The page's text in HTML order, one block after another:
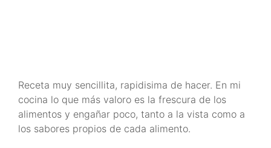
Receta muy sencillita, rapidisima de hacer. En mi
cocina lo que más valoro es la frescura de los
alimentos y engañar poco, tanto a la vista como a
los sabores propios de cada alimento.